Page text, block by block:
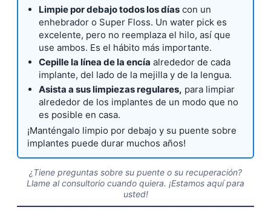
Limpie por debajo todos los días con un
enhebrador o Super Floss. Un water pick es
excelente, pero no reemplaza el hilo, así que
use ambos. Es el hábito más importante.
Cepille la línea de la encía alrededor de cada
implante, del lado de la mejilla y de la lengua.
Asista a sus limpiezas regulares, para limpiar
alrededor de los implantes de un modo que no
es posible en casa.
¡Manténgalo limpio por debajo y su puente sobre
implantes puede durar muchos años!
¿Tiene preguntas sobre su puente o su recuperación?
Llame al consultorio cuando quiera. ¡Estamos aquí para
usted!